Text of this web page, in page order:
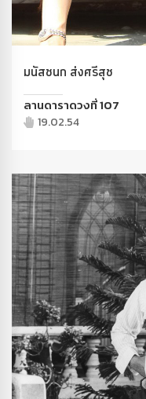
มนัสชนก ส่งศรีสุช
ลานดาราดวงที่ 107
19.02.54